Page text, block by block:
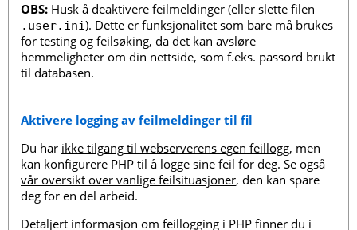
OBS: Husk å deaktivere feilmeldinger (eller slette filen
.user.ini). Dette er funksjonalitet som bare må brukes
for testing og feilsøking, da det kan avsløre
hemmeligheter om din nettside, som f.eks. passord brukt
til databasen.
Aktivere logging av feilmeldinger til fil
Du har ikke tilgang til webserverens egen feillogg, men
kan konfigurere PHP til å logge sine feil for deg. Se også
vår oversikt over vanlige feilsituasjoner, den kan spare
deg for en del arbeid.
Detaljert informasjon om feillogging i PHP finner du i